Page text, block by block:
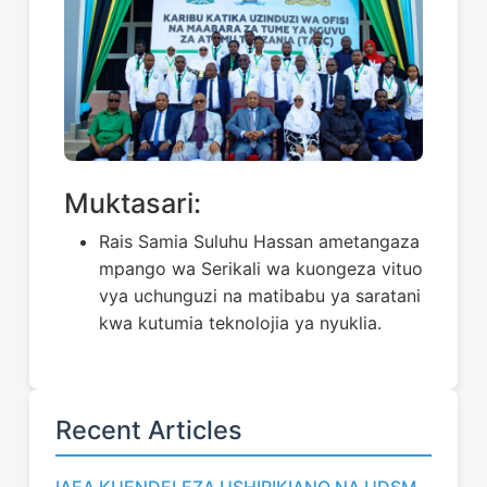
Muktasari:
Rais Samia Suluhu Hassan ametangaza
mpango wa Serikali wa kuongeza vituo
vya uchunguzi na matibabu ya saratani
kwa kutumia teknolojia ya nyuklia.
Recent Articles